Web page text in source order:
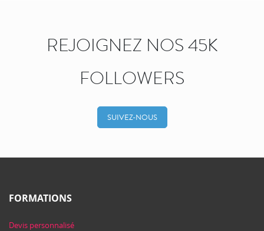
REJOIGNEZ NOS 45K
FOLLOWERS
SUIVEZ-NOUS
FORMATIONS
Devis personnalisé